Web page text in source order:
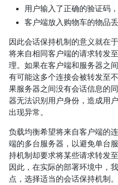
用户输入了正确的验证码
客户端放入购物车的物品丢
因此会话保持机制的意义就在
将来自相同客户端的请求转发
理。如果在客户端和服务器之
有可能这多个连接会被转发至
果服务器之间没有会话信息的
器无法识别用户身份，造成用
出现异常。
负载均衡希望将来自客户端的
端的多台服务器，以避免单台
持机制却要求将某些请求转发
因此，在实际的部署环境中，
点，选择适当的会话保持机制。